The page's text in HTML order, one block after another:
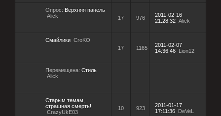
Опрос: Верхняя панель
Alick
17 976
2011-02-16
21:28:32 Alick
Смайлики CroKO
17
1165
2011-02-07
14:36:46 Lion12
Перемещена: Стиль
Alick
Старым темам,
страшная смерть!
CrazyUkE03
10 923
2011-01-17
17:11:36 DeVeL